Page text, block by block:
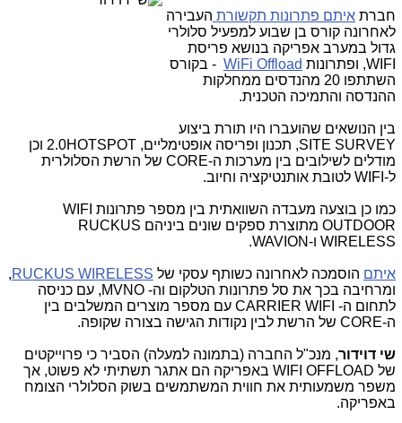
חברת איתם פתרונות תקשורת העבירה
לאחרונה קורס בן שבוע למפעיל סלולרי
גדול במערב אפריקה בנושא פריסת
WIFI, ופתרונות WiFi Offload - בקורס
השתתפו 20 מהנדסים ממחלקות
ההנדסה והתמיכה הטכנית.
בין הנושאים שהועברו היו תורת ביצוע
SITE SURVEY, תכנון ופריסה אופטימליים, HOTSPOT
2.0 וכן
מודלים לשילובים בין מערכות ה-CORE של הרשת הסלולרית
ל- WIFI לטובת אותנטיקציה וחיוב.
כמו כן בוצעה מעבדה השוואתית בין מספר פתרונות WIFI
OUTDOOR מתוצרת ספקים שונים ביניהם RUCKUS
WIRELESS ו-WAVION
.
איתם הוסמכה לאחרונה כשותף עסקי של RUCKUS WIRELESS
,
ומרחיבה בכך את סל פתרונות הטלקום וה- MVNO, עם כניסה
לתחום ה- CARRIER WIFI עם מספר מוצרים המשלבים בין
ה-CORE של הרשת לבין נקודות הגישה בצורה שקופה.
שי דוידור, מנכ"ל החברה (בתמונה למעלה) הסביר כי פרוייקטים
של WIFI OFFLOAD באפריקה הם אתגר תשתיתי לא פשוט, אך
משפר משמעותית את חווית המשתמשים בשוק הסלולרי הצומח
באפריקה.